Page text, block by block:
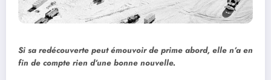
Si sa redécouverte peut émouvoir de prime abord, elle n’a en
fin de compte rien d’une bonne nouvelle.